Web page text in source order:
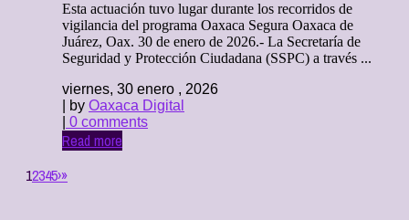
Esta actuación tuvo lugar durante los recorridos de
vigilancia del programa Oaxaca Segura Oaxaca de
Juárez, Oax. 30 de enero de 2026.- La Secretaría de
Seguridad y Protección Ciudadana (SSPC) a través ...
viernes, 30 enero , 2026
| by Oaxaca Digital
0 comments
Read more
12345›»